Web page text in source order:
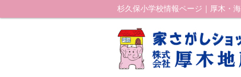
杉久保小学校情報ページ｜厚木・